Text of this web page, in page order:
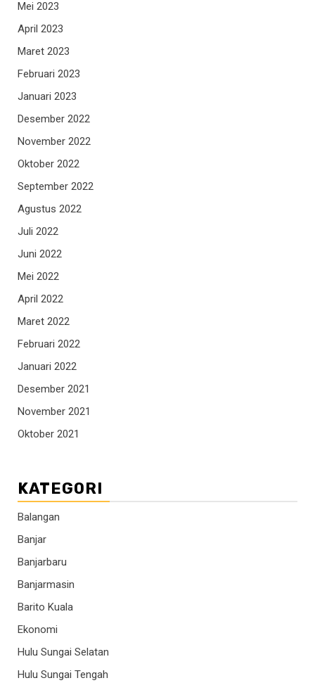
Mei 2023
April 2023
Maret 2023
Februari 2023
Januari 2023
Desember 2022
November 2022
Oktober 2022
September 2022
Agustus 2022
Juli 2022
Juni 2022
Mei 2022
April 2022
Maret 2022
Februari 2022
Januari 2022
Desember 2021
November 2021
Oktober 2021
KATEGORI
Balangan
Banjar
Banjarbaru
Banjarmasin
Barito Kuala
Ekonomi
Hulu Sungai Selatan
Hulu Sungai Tengah